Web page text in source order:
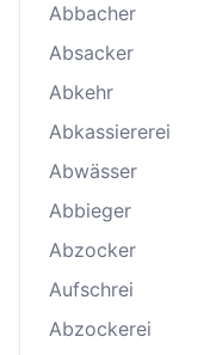
Abbacher
Absacker
Abkehr
Abkassiererei
Abwässer
Abbieger
Abzocker
Aufschrei
Abzockerei